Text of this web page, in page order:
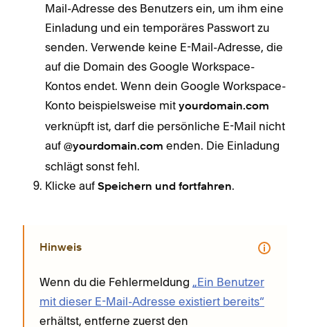
Mail-Adresse des Benutzers ein, um ihm eine
Einladung und ein temporäres Passwort zu
senden. Verwende keine E-Mail-Adresse, die
auf die Domain des Google Workspace-
Kontos endet. Wenn dein Google Workspace-
Konto beispielsweise mit yourdomain.com
verknüpft ist, darf die persönliche E-Mail nicht
auf @yourdomain.com enden. Die Einladung
schlägt sonst fehl.
Klicke auf Speichern und fortfahren.
Hinweis
Wenn du die Fehlermeldung „Ein Benutzer
mit dieser E-Mail-Adresse existiert bereits“
erhältst, entferne zuerst den